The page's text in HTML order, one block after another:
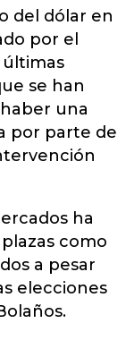
del dólar en
por el
se han
una
por parte de
ha
como
a pesar
elecciones